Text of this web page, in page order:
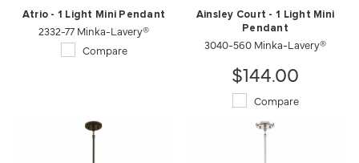
Atrio - 1 Light Mini Pendant
2332-77 Minka-Lavery®
Compare
Ainsley Court - 1 Light Mini
Pendant
3040-560 Minka-Lavery®
$144.00
Compare